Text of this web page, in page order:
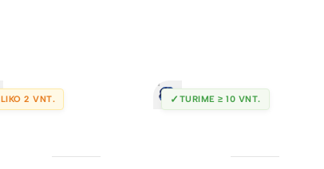
LIKO 2 VNT. ✓ TURIME ≥ 10 VNT.